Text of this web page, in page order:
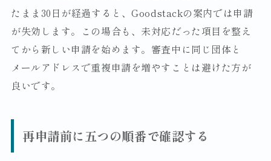
たまま30日が経過すると、Goodstackの案内では申請
が失効します。この場合も、未対応だった項目を整え
てから新しい申請を始めます。審査中に同じ団体と
メールアドレスで重複申請を増やすことは避けた方が
良いです。
再申請前に五つの順番で確認する